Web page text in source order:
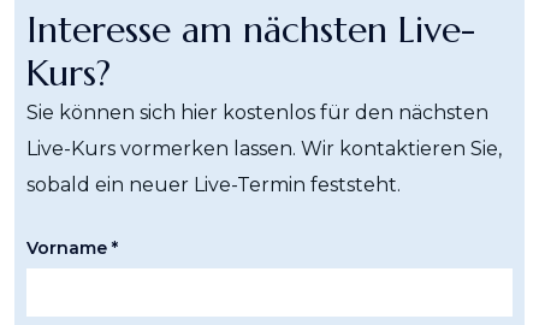
Interesse am nächsten Live-
Kurs?
Sie können sich hier kostenlos für den nächsten
Live-Kurs vormerken lassen. Wir kontaktieren Sie,
sobald ein neuer Live-Termin feststeht.
Vorname *